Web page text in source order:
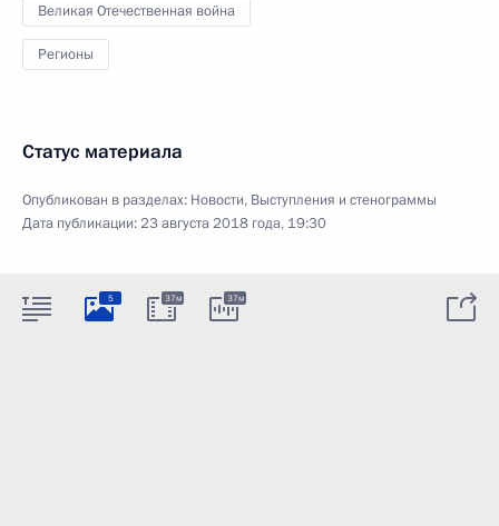
Великая Отечественная война
Регионы
Статус материала
Опубликован в разделах: Новости, Выступления и стенограммы
Дата публикации:23 августа 2018 года, 19:30
5 37м 37м